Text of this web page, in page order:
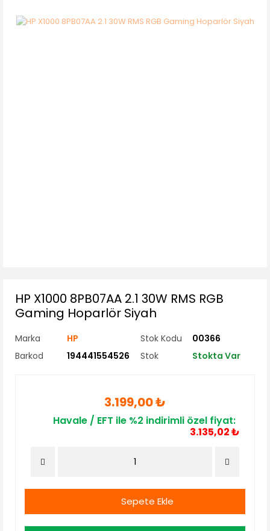
HP X1000 8PB07AA 2.1 30W RMS RGB
Gaming Hoparlör Siyah
Marka HP Stok Kodu
00366
Barkod
194441554526 Stok Stokta Var
3.199,00 ₺
Havale / EFT ile %2 indirimli özel fiyat:
3.135,02 ₺
Sepete Ekle